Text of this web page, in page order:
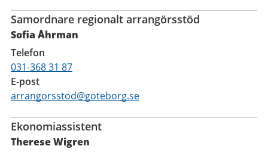
Samordnare regionalt arrangörsstöd
Sofia Åhrman
Telefon
031-368 31 87
E-post
arrangorsstod@goteborg.se
Ekonomiassistent
Therese Wigren